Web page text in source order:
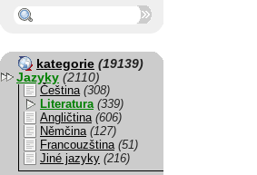
kategorie (19139)
Jazyky (2110)
Čeština (308)
Literatura (339)
Angličtina (606)
Němčina (127)
Francouzština (51)
Jiné jazyky (216)